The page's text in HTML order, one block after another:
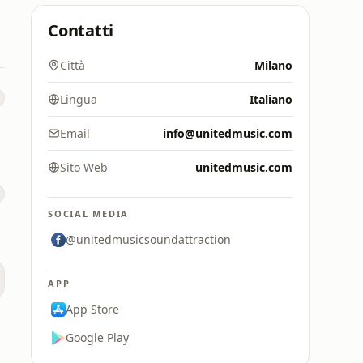
Contatti
Città Milano
Lingua Italiano
Email info@unitedmusic.com
Sito Web unitedmusic.com
SOCIAL MEDIA
@unitedmusicsoundattraction
APP
App Store
Google Play